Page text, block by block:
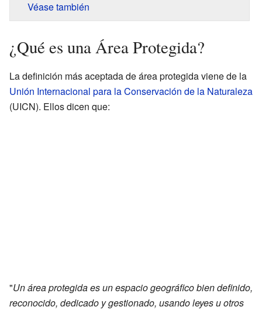
Véase también
¿Qué es una Área Protegida?
La definición más aceptada de área protegida viene de la
Unión Internacional para la Conservación de la Naturaleza
(UICN). Ellos dicen que:
"Un área protegida es un espacio geográfico bien definido,
reconocido, dedicado y gestionado, usando leyes u otros